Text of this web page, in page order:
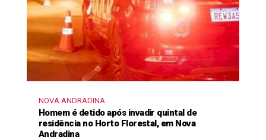
NOVA ANDRADINA
Homem é detido após invadir quintal de
residência no Horto Florestal, em Nova
Andradina